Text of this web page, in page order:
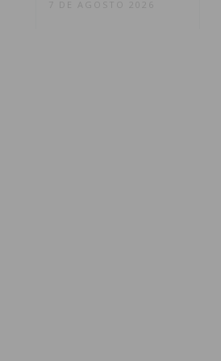
7 DE AGOSTO 2026